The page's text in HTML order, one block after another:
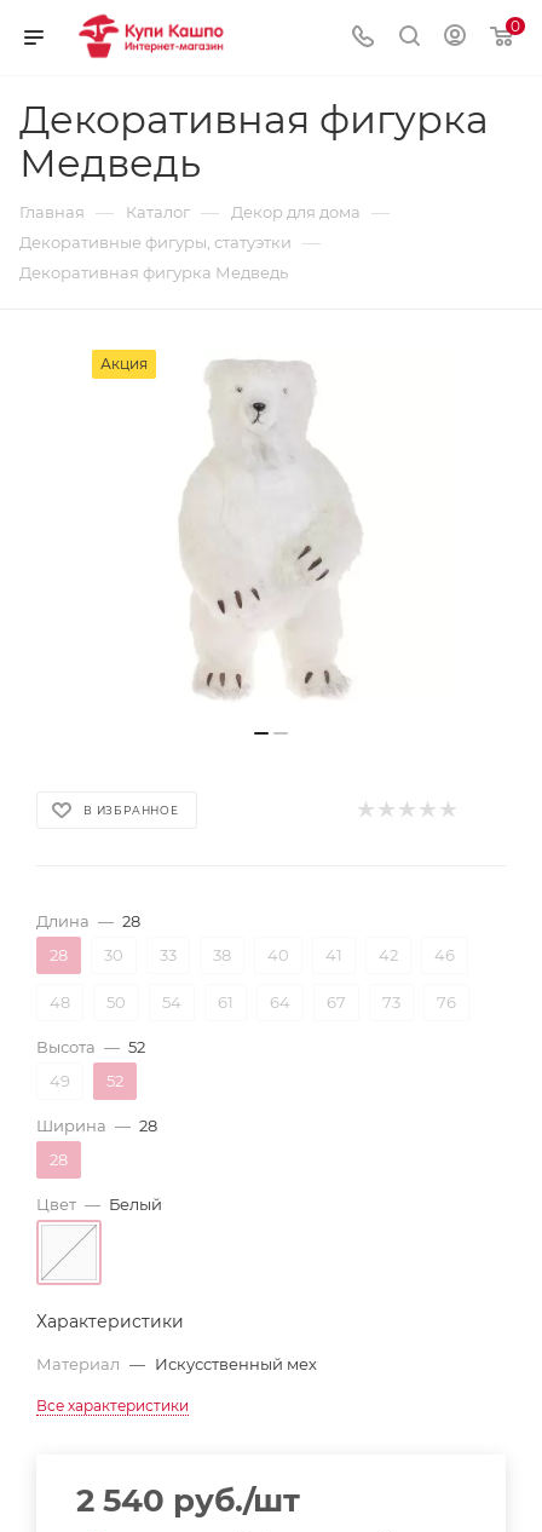
0
Декоративная фигурка
Медведь
Главная — Каталог — Декор для дома —
Декоративные фигуры, статуэтки —
Декоративная фигурка Медведь
Акция
В ИЗБРАННОЕ
Длина — 28
28
30 33 38 40 41 42 46
48 50 54 61 64 67 73 76
Высота — 52
49
52
Ширина — 28
28
Цвет — Белый
Характеристики
Материал — Искусственный мех
Все характеристики
2 540 руб./шт